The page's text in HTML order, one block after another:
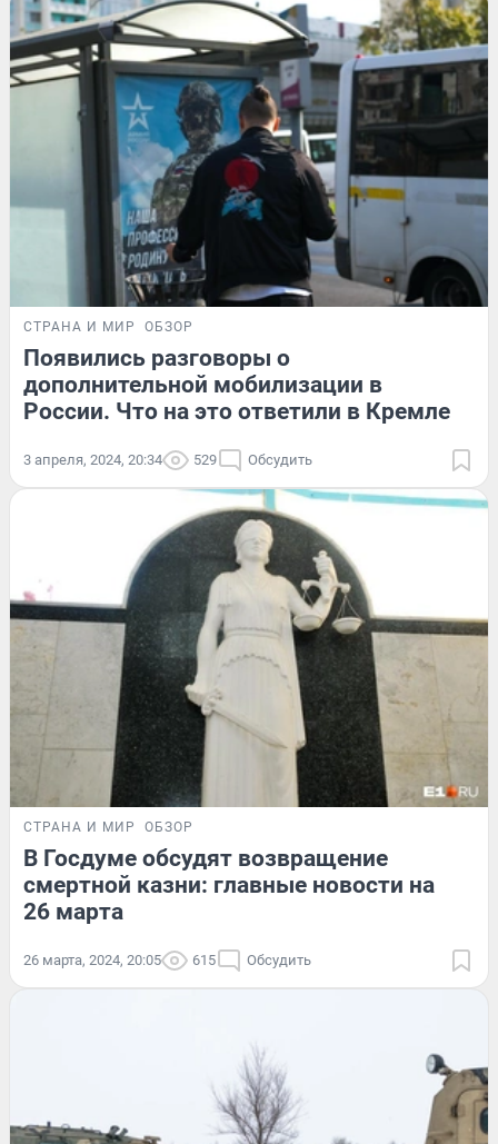
СТРАНА И МИР ОБЗОР
Появились разговоры о
дополнительной мобилизации в
России. Что на это ответили в Кремле
3 апреля, 2024, 20:34 529 Обсудить
СТРАНА И МИР ОБЗОР
В Госдуме обсудят возвращение
смертной казни: главные новости на
26 марта
26 марта, 2024, 20:05 615 Обсудить